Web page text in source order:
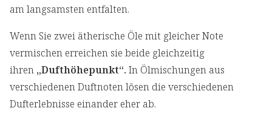
am langsamsten entfalten.
Wenn Sie zwei ätherische Öle mit gleicher Note
vermischen erreichen sie beide gleichzeitig
ihren „Dufthöhepunkt“. In Ölmischungen aus
verschiedenen Duftnoten lösen die verschiedenen
Dufterlebnisse einander eher ab.